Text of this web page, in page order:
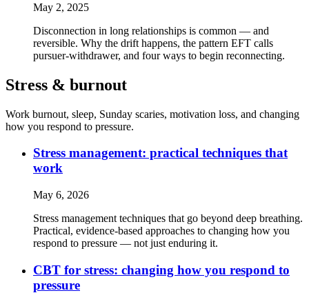
May 2, 2025
Disconnection in long relationships is common — and
reversible. Why the drift happens, the pattern EFT calls
pursuer-withdrawer, and four ways to begin reconnecting.
Stress & burnout
Work burnout, sleep, Sunday scaries, motivation loss, and changing
how you respond to pressure.
Stress management: practical techniques that
work
May 6, 2026
Stress management techniques that go beyond deep breathing.
Practical, evidence-based approaches to changing how you
respond to pressure — not just enduring it.
CBT for stress: changing how you respond to
pressure